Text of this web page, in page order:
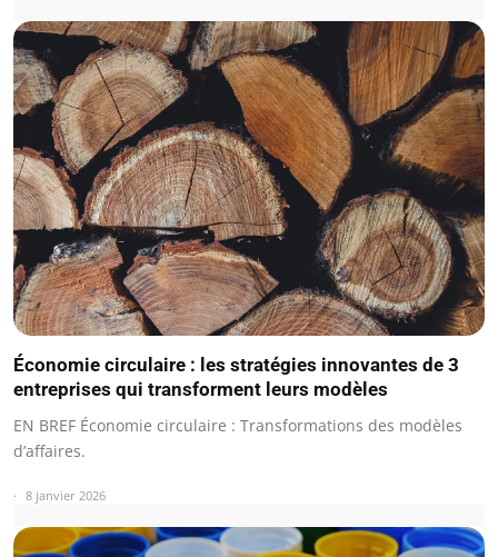
Économie circulaire : les stratégies innovantes de 3
entreprises qui transforment leurs modèles
EN BREF Économie circulaire : Transformations des modèles
d’affaires.
8 janvier 2026